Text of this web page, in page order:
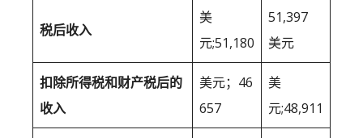
税后收入
美
元;51,180
51,397
美元
扣除所得税和财产税后的
收入
美元；46
657
美
元;48,911